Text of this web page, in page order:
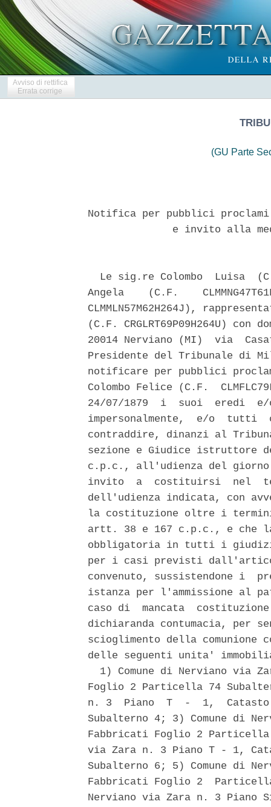
Avviso di rettifica
Errata corrige
(GU Parte
Notifica per pubblici
e invito alla
Le sig.re Colombo  Luisa
Angela    (C.F.
CLMMLN57M62H264J),
(C.F. CRGLRT69P09H264U)
20014 Nerviano (MI)  via
Presidente del Tribunale di
notificare per pubblici
Colombo Felice (C.F.
24/07/1879  i  suoi  eredi
impersonalmente,  e/o  tutti
contraddire, dinanzi al
sezione e Giudice istruttore
c.p.c., all'udienza del
invito  a  costituirsi  nel
dell'udienza indicata, con
la costituzione oltre i
artt. 38 e 167 c.p.c., e che
obbligatoria in tutti i
per i casi previsti
convenuto, sussistendone i
istanza per l'ammissione al
caso di  mancata
dichiaranda contumacia,
scioglimento della
delle seguenti unita'
1) Comune di Nerviano via
Foglio 2 Particella 74
n. 3  Piano  T  -  1,
Subalterno 4; 3) Comune di
Fabbricati Foglio 2 Particella
via Zara n. 3 Piano T - 1,
Subalterno 6; 5) Comune di
Fabbricati Foglio 2
Nerviano via Zara n. 3